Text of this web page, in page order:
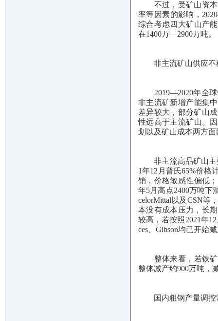
不过，受矿山资本
率等因素的影响，
综合考虑四大矿山产
在1400万—2900万吨。
非主流矿山供应不
2019—2020年全球
非主流矿新增产能集
差异较大，部分矿山
性远高于主流矿山。
划以及矿山成本两方面
非主流高品矿山主
1年12月普氏65%价格
销，价格敏感性偏低
年5月高点2400万吨下
celorMittal以及CSN等
本没有成本压力，长
较高，若按照2021年
ces、Gibson均已开始
整体来看，若铁矿
整体减产约900万吨，
国内粗钢产量调控